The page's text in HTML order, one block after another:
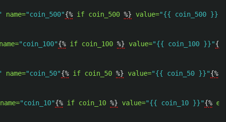
name="coin_500"{% if coin_500 %} value="{{ coin_500 }}"
name="coin_100"{% if coin_100 %} value="{{ coin_100 }}"{%
name="coin_50"{% if coin_50 %} value="{{ coin_50 }}"{%
name="coin_10"{% if coin_10 %} value="{{ coin_10 }}"{%